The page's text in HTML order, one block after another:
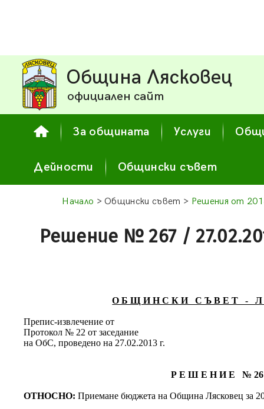
Община Лясковец
официален сайт
За общината Услуги
Дейности Общински съвет
Начало > Общински съвет > Решения от
Решение № 267 /
О Б Щ И Н С К И С Ъ В Е Т - Л
Препис-извлечение от
Протокол № 22 от заседание
на ОбС, проведено на 27.02.2013 г.
Р Е Ш Е Н И Е №
ОТНОСНО:Приемане бюджета на Община Лясковец за